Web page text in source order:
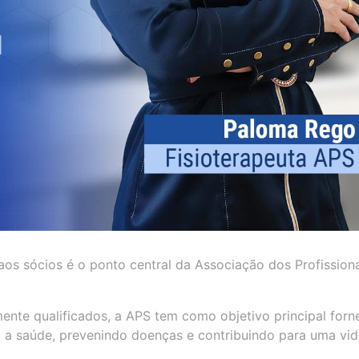
sócios é o ponto central da Associação dos
qualificados, a APS tem como objetivo principal
saúde, prevenindo doenças e contribuindo para uma